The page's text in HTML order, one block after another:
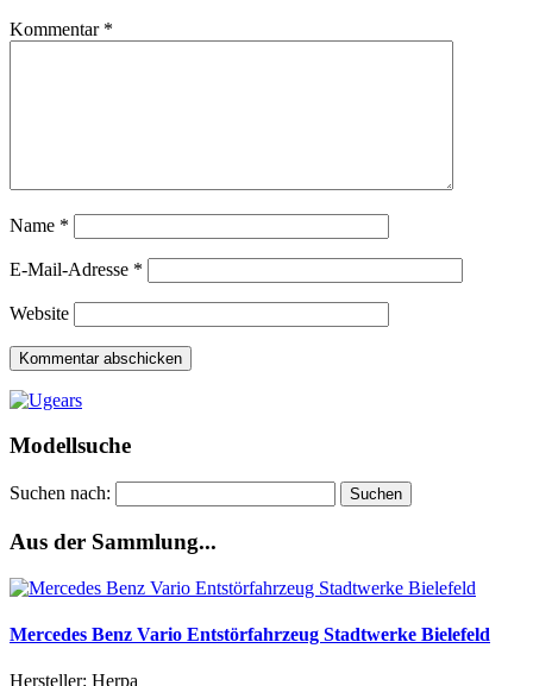
Kommentar *
Name *
E-Mail-Adresse *
Website
Modellsuche
Suchen nach:
Aus der Sammlung...
Mercedes Benz Vario Entstörfahrzeug Stadtwerke Bielefeld
Hersteller: Herpa